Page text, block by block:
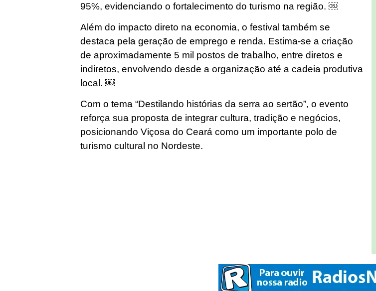
95%, evidenciando o fortalecimento do turismo na região. ￼
Além do impacto direto na economia, o festival também se
destaca pela geração de emprego e renda. Estima-se a criação
de aproximadamente 5 mil postos de trabalho, entre diretos e
indiretos, envolvendo desde a organização até a cadeia produtiva
local. ￼
Com o tema “Destilando histórias da serra ao sertão”, o evento
reforça sua proposta de integrar cultura, tradição e negócios,
posicionando Viçosa do Ceará como um importante polo de
turismo cultural no Nordeste.